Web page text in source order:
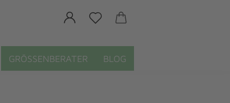
GRÖSSENBERATER BLOG